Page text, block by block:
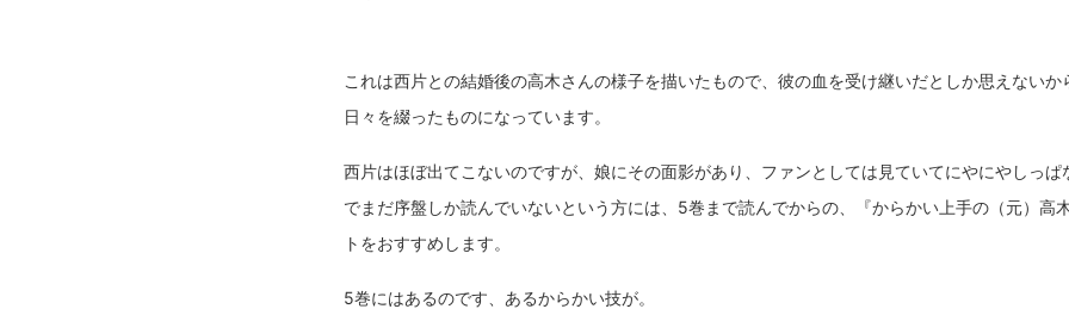
これは西片との結婚後の高木さんの様子を描いたもので、彼の血を受け継いだとしか思えない
日々を綴ったものになっています。
西片はほぼ出てこないのですが、娘にその面影があり、ファンとしては見ていてにやにやしっぱ
でまだ序盤しか読んでいないという方には、5巻まで読んでからの、『からかい上手の（元）高
トをおすすめします。
5巻にはあるのです、あるからかい技が。